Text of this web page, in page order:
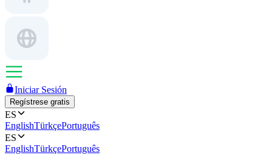
Iniciar Sesión
Regístrese gratis
ES
EnglishTürkçePortuguês
ES
EnglishTürkçePortuguês